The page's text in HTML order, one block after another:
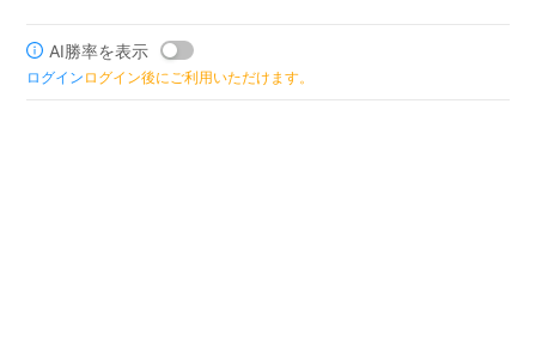
AI勝率を表示
ログイン ログイン後にご利用いただけます。